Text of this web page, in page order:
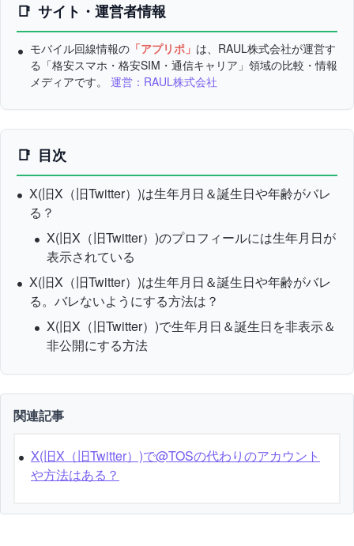
サイト・運営者情報
モバイル回線情報の 「アプリポ」 は、RAUL株式会社が運営す
る「格安スマホ・格安SIM・通信キャリア」領域の比較・情報
メディアです。 運営：RAUL株式会社
目次
X(旧X（旧Twitter）)は生年月日＆誕生日や年齢がバレ
る？
X(旧X（旧Twitter）)のプロフィールには生年月日が
表示されている
X(旧X（旧Twitter）)は生年月日＆誕生日や年齢がバレ
る。 バレないようにする方法は？
X(旧X（旧Twitter）)で生年月日＆誕生日を非表示＆
非公開にする方法
関連記事
X(旧X（旧Twitter）)で@TOSの代わりのアカウント
や方法はある？